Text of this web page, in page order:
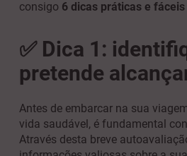
consigo 6 dicas práticas e fáceis
✅ Dica 1:
pretende
Antes de embarcar na sua
vida saudável, é fundamental
Através desta breve